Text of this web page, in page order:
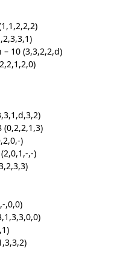
– 10 (3,3,2,2,d)
(0,2,2,1,3)
)
,-)
,0,0)